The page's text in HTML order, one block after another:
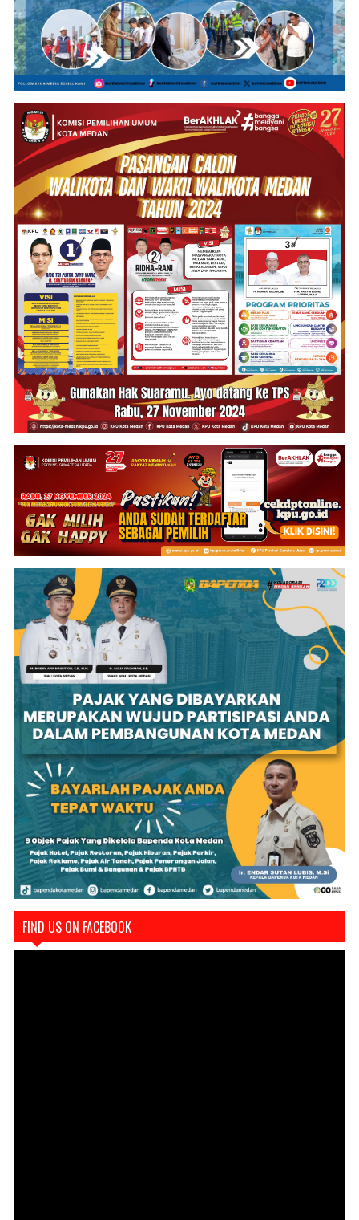
FIND US ON FACEBOOK